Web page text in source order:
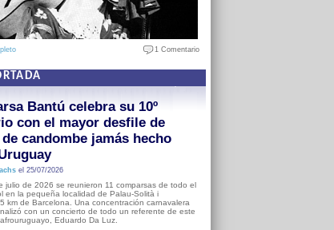
1 Comentario
Bantú celebra su 10º
con el mayor desfile de
candombe jamás hecho
el 25/07/2026
julio de 2026 se reunieron 11 comparsas de todo el
en la pequeña localidad de Palau-Solità i
km de Barcelona. Una concentración carnavalera
con un concierto de todo un referente de este
Eduardo Da Luz.